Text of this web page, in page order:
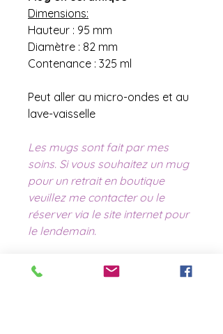
Dimensions:
Hauteur : 95 mm
Diamètre : 82 mm
Contenance : 325 ml
Peut aller au micro-ondes et au
lave-vaisselle
Les mugs sont fait par mes
soins. Si vous souhaitez un mug
pour un retrait en boutique
veuillez me contacter ou le
réserver via le site internet pour
le lendemain.